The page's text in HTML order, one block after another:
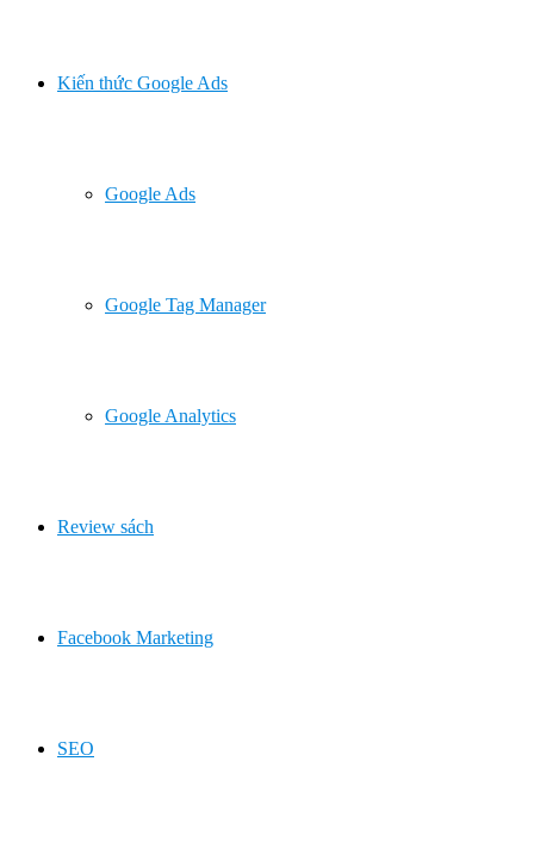
Kiến thức Google Ads
Google Ads
Google Tag Manager
Google Analytics
Review sách
Facebook Marketing
SEO